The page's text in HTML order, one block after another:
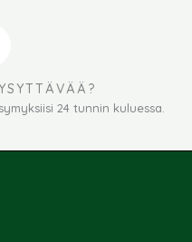
24 tunnin kuluessa.